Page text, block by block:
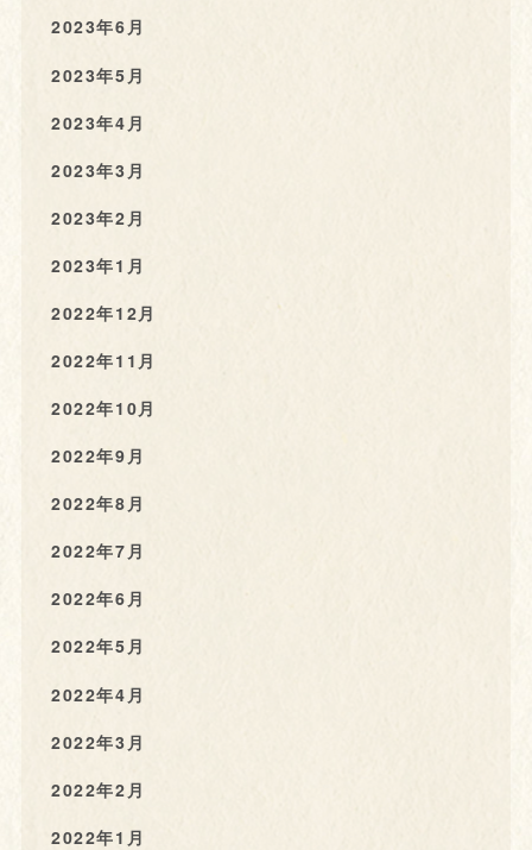
2023年6月
2023年5月
2023年4月
2023年3月
2023年2月
2023年1月
2022年12月
2022年11月
2022年10月
2022年9月
2022年8月
2022年7月
2022年6月
2022年5月
2022年4月
2022年3月
2022年2月
2022年1月